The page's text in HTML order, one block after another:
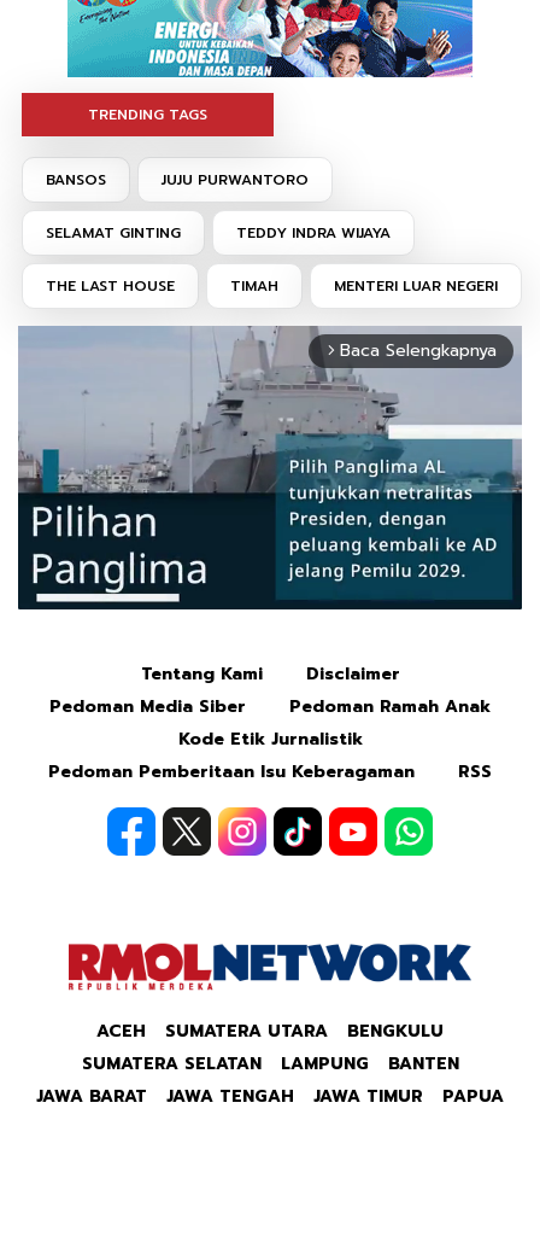
TRENDING TAGS
BANSOS JUJU PURWANTORO
SELAMAT GINTING TEDDY INDRA WIJAYA
THE LAST HOUSE TIMAH MENTERI LUAR NEGERI
arrow_forward_ios Baca Selengkapnya
Tentang Kami
Disclaimer
Pedoman Media Siber
Pedoman Ramah Anak
Kode Etik Jurnalistik
Pedoman Pemberitaan Isu Keberagaman
RSS
ACEH SUMATERA UTARA
BENGKULU
SUMATERA SELATAN
LAMPUNG
BANTEN
JAWA BARAT
JAWA TENGAH JAWA TIMUR PAPUA